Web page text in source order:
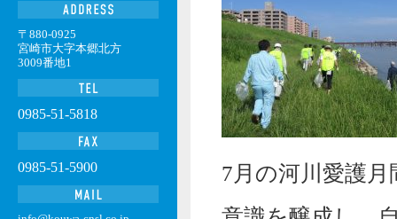
7月の河川愛護
〒880-0925
宮崎市大字本郷北方
3009番地1
0985-51-5818
0985-51-5900